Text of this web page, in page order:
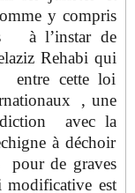
y compris
à l’instar de
Rehabi qui
cette loi
, une
avec la
à déchoir
pour de graves
est